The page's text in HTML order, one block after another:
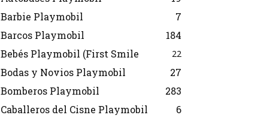
Barbie Playmobil
7
Barcos Playmobil
184
Bebés Playmobil (First Smile
22
Bodas y Novios Playmobil
27
Bomberos Playmobil
283
Caballeros del Cisne Playmobil
6